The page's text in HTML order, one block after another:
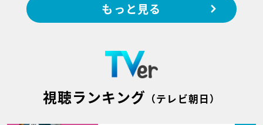
もっと見る
視聴ランキング （テレビ朝日）